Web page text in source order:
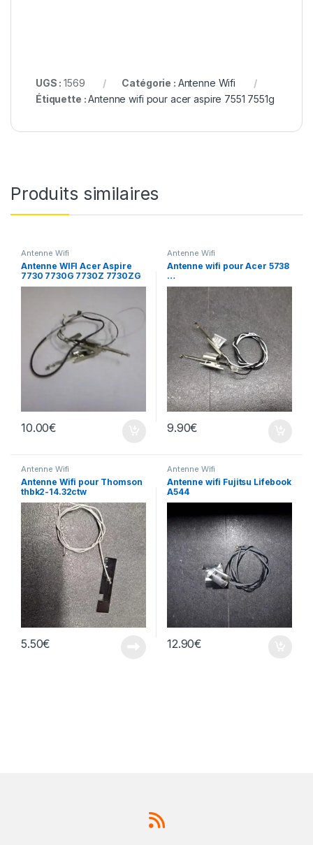
UGS :1569 Catégorie : Antenne Wifi
Étiquette :Antenne wifi pour acer aspire 7551 7551g
Produits similaires
Antenne Wifi
Antenne WIFI Acer Aspire
7730 7730G 7730Z 7730ZG
antennini cavi cable
10.00€
Antenne Wifi
Antenne wifi pour Acer 5738
…
9.90€
Antenne Wifi
Antenne Wifi pour Thomson
thbk2-14.32ctw
5.50€
Antenne Wifi
Antenne wifi Fujitsu Lifebook
A544
12.90€